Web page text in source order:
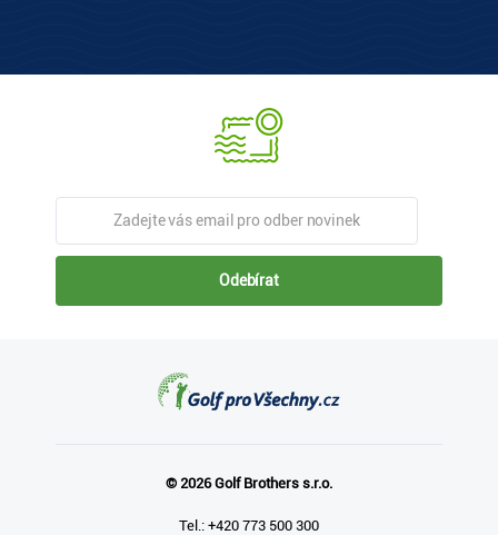
Odebírat
© 2026 Golf Brothers s.r.o.
Tel.: +420 773 500 300